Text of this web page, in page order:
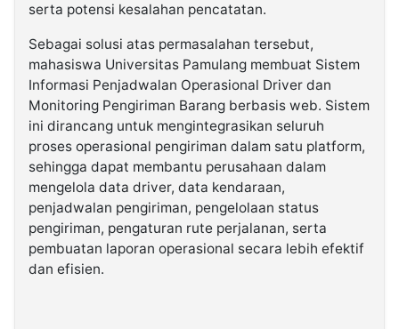
serta potensi kesalahan pencatatan.
Sebagai solusi atas permasalahan tersebut,
mahasiswa Universitas Pamulang membuat Sistem
Informasi Penjadwalan Operasional Driver dan
Monitoring Pengiriman Barang berbasis web. Sistem
ini dirancang untuk mengintegrasikan seluruh
proses operasional pengiriman dalam satu platform,
sehingga dapat membantu perusahaan dalam
mengelola data driver, data kendaraan,
penjadwalan pengiriman, pengelolaan status
pengiriman, pengaturan rute perjalanan, serta
pembuatan laporan operasional secara lebih efektif
dan efisien.